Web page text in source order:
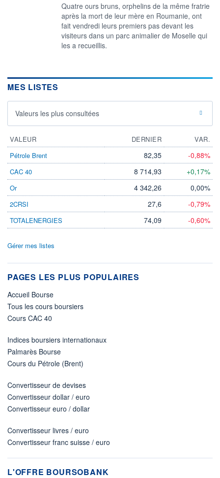
Quatre ours bruns, orphelins de la même fratrie
après la mort de leur mère en Roumanie, ont
fait vendredi leurs premiers pas devant les
visiteurs dans un parc animalier de Moselle qui
les a recueillis.
MES LISTES
Valeurs les plus consultées
VALEUR DERNIER
VAR.
Pétrole Brent
82,35 -0,88%
CAC 40 8 714,93 +0,17%
Or 4 342,26 0,00%
2CRSI 27,6 -0,79%
TOTALENERGIES 74,09 -0,60%
Gérer mes listes
PAGES LES PLUS POPULAIRES
Accueil Bourse
Tous les cours boursiers
Cours CAC 40
Indices boursiers internationaux
Palmarès Bourse
Cours du Pétrole (Brent)
Convertisseur de devises
Convertisseur dollar / euro
Convertisseur euro / dollar
Convertisseur livres / euro
Convertisseur franc suisse / euro
L'OFFRE BOURSOBANK